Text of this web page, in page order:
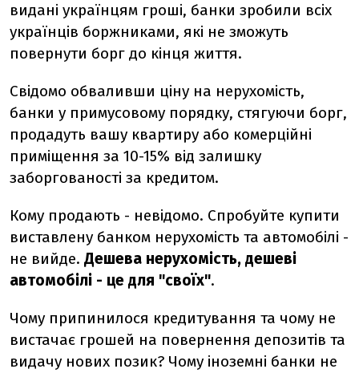
видані українцям гроші, банки зробили всіх
українців боржниками, які не зможуть
повернути борг до кінця життя.
Свідомо обваливши ціну на нерухомість,
банки у примусовому порядку, стягуючи борг,
продадуть вашу квартиру або комерційні
приміщення за 10-15% від залишку
заборгованості за кредитом.
Кому продають - невідомо. Спробуйте купити
виставлену банком нерухомість та автомобілі -
не вийде. Дешева нерухомість, дешеві
автомобілі - це для "своїх".
Чому припинилося кредитування та чому не
вистачає грошей на повернення депозитів та
видачу нових позик? Чому іноземні банки не